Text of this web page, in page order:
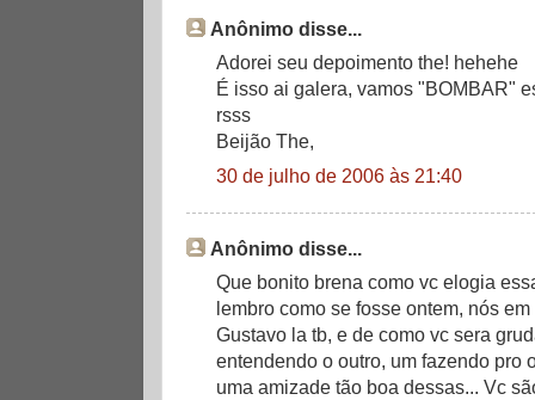
Anônimo disse...
Adorei seu depoimento the! hehehe
É isso ai galera, vamos "BOMBAR"
rsss
Beijão The,
30 de julho de 2006 às 21:40
Anônimo disse...
Que bonito brena como vc elogia
lembro como se fosse ontem, nós
Gustavo la tb, e de como vc sera
entendendo o outro, um fazendo pro
uma amizade tão boa dessas... Vc